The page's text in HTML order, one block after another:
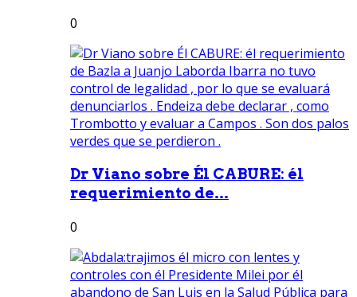
0
Dr Viano sobre Él CABURE: él
requerimiento de...
0